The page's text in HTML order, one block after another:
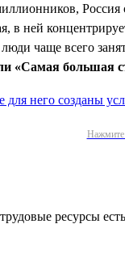
в ней
чаще всего
«Самая большая
Нажмите
ресурсы